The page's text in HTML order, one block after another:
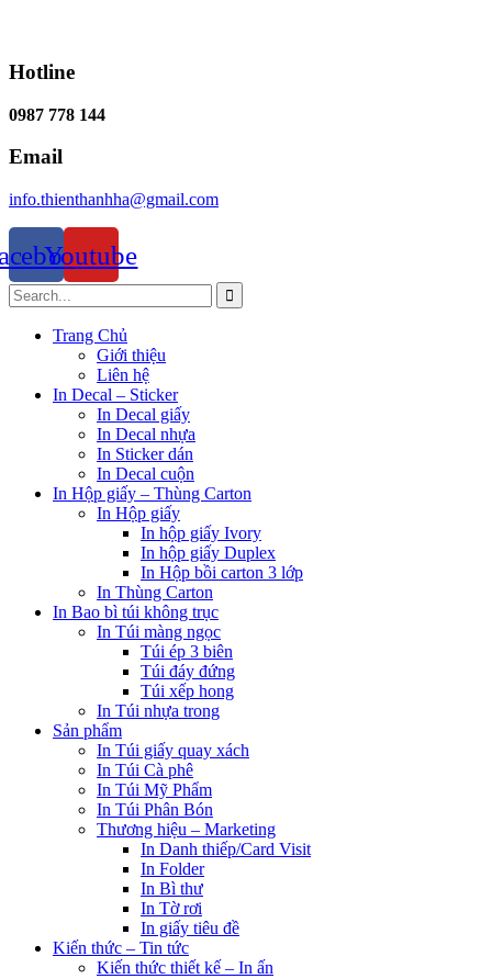
Hotline
0987 778 144
Email
info.thienthanhha@gmail.com
Youtube
Trang Chủ
Giới thiệu
Liên hệ
In Decal – Sticker
In Decal giấy
In Decal nhựa
In Sticker dán
In Decal cuộn
In Hộp giấy – Thùng Carton
In Hộp giấy
In hộp giấy Ivory
In hộp giấy Duplex
In Hộp bồi carton 3 lớp
In Thùng Carton
In Bao bì túi không trục
In Túi màng ngọc
Túi ép 3 biên
Túi đáy đứng
Túi xếp hong
In Túi nhựa trong
Sản phẩm
In Túi giấy quay xách
In Túi Cà phê
In Túi Mỹ Phẩm
In Túi Phân Bón
Thương hiệu – Marketing
In Danh thiếp/Card Visit
In Folder
In Bì thư
In Tờ rơi
In giấy tiêu đề
Kiến thức – Tin tức
Kiến thức thiết kế – In ấn